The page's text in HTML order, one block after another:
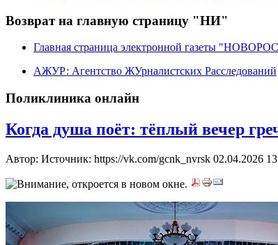
Возврат на главную страницу "НИ"
Главная страница электронной газеты
АЖУР: Агентство ЖУрналистских Расследований
Поликлиника онлайн
Когда душа поёт: тёплый вечер
Автор: Источник: https://vk.com/gcnk_nvrsk 02.04.2026